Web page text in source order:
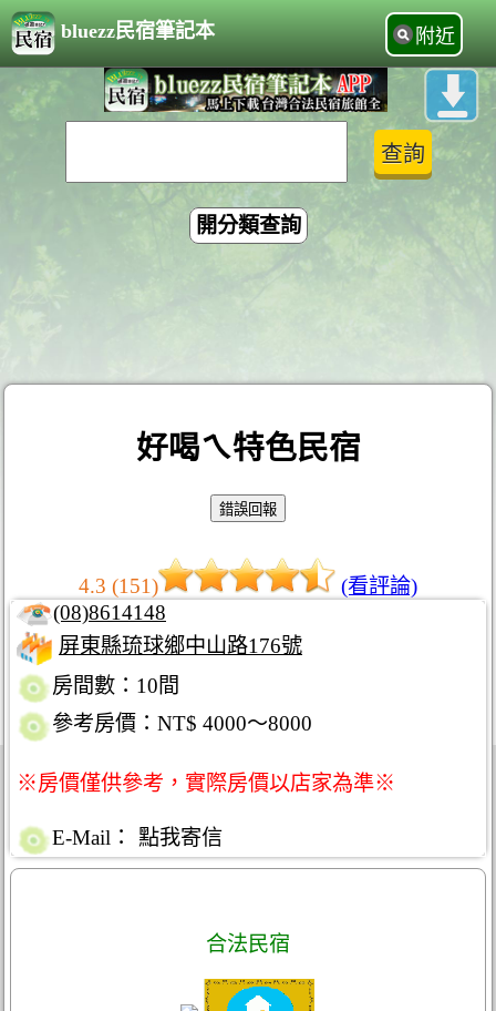
bluezz民宿筆記本 附近
開分類查詢
好喝ㄟ特色民宿
4.3 (151)
(看評論)
(08)8614148
屏東縣琉球鄉中山路176號
房間數：10間
參考房價：NT$ 4000～8000
※房價僅供參考，實際房價以店家為準※
E-Mail： 點我寄信
合法民宿